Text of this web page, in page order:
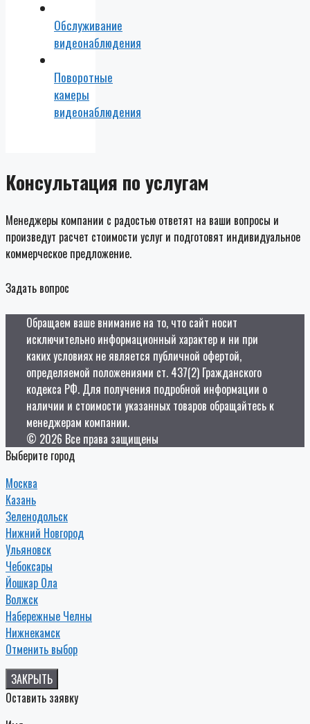
Обслуживание
видеонаблюдения
Поворотные
камеры
видеонаблюдения
Консультация по услугам
Менеджеры компании с радостью ответят на ваши вопросы и
произведут расчет стоимости услуг и подготовят индивидуальное
коммерческое предложение.
Задать вопрос
Обращаем ваше внимание на то, что сайт носит
исключительно информационный характер и ни при
каких условиях не является публичной офертой,
определяемой положениями ст. 437(2) Гражданского
кодекса РФ. Для получения подробной информации о
наличии и стоимости указанных товаров обращайтесь к
менеджерам компании.
© 2026 Все права защищены
Выберите город
Москва
Казань
Зеленодольск
Нижний Новгород
Ульяновск
Чебоксары
Йошкар Ола
Волжск
Набережные Челны
Нижнекамск
Отменить выбор
ЗАКРЫТЬ
Оставить заявку